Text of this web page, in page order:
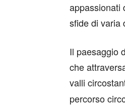
appassionati
sfide di varia
Il paesaggio
che
valli
percorso